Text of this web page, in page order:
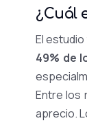
¿Cuál
El
49% de
Entre los
aprecio.